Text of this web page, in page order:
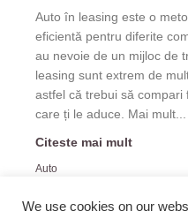
Auto în leasing este o
eficientă pentru diferite
au nevoie de un mijloc de
leasing sunt extrem de
astfel că trebui să compari
care ți le aduce. Mai mult...
Citeste mai mult
Auto
We use cookies on our